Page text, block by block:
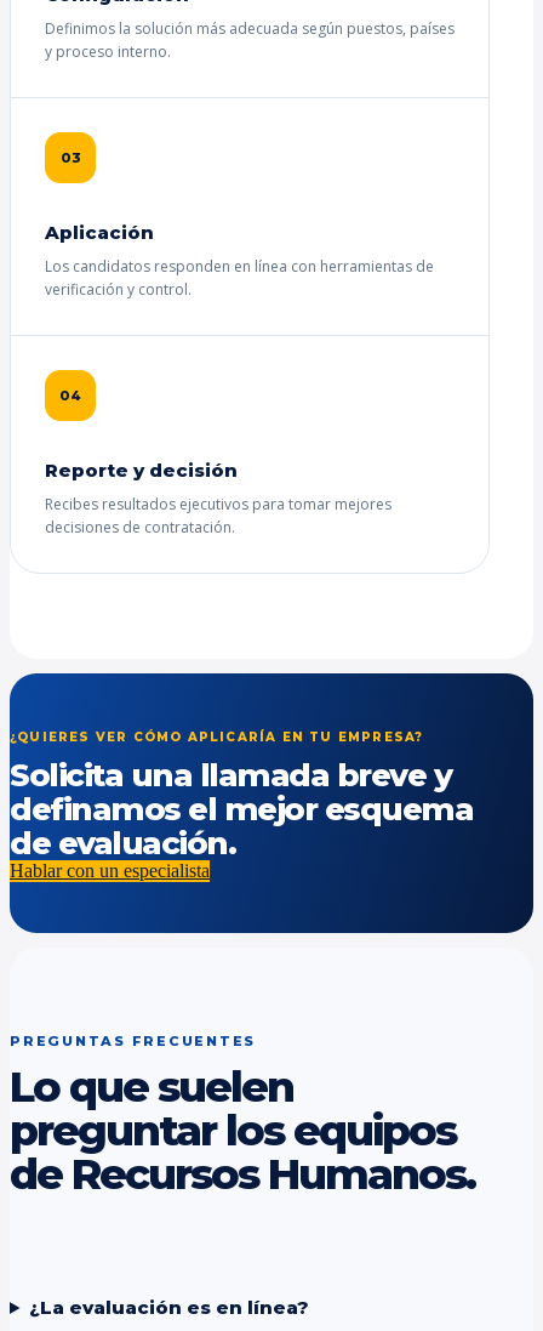
Definimos la solución más adecuada según puestos, países
y proceso interno.
03
Aplicación
Los candidatos responden en línea con herramientas de
verificación y control.
04
Reporte y decisión
Recibes resultados ejecutivos para tomar mejores
decisiones de contratación.
¿QUIERES VER CÓMO APLICARÍA EN TU EMPRESA?
Solicita una llamada breve y
definamos el mejor esquema
de evaluación.
Hablar con un especialista
PREGUNTAS FRECUENTES
Lo que suelen
preguntar los equipos
de Recursos Humanos.
¿La evaluación es en línea?